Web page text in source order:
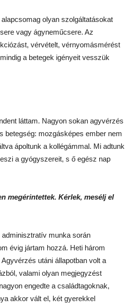
olyan szolgáltatásokat
vagy ágyneműcsere. Az
vérvételt, vérnyomásmérést
a betegek igényeit vesszük
láttam. Nagyon sokan agyvérzés
betegség: mozgásképes ember nem
ápoltunk a kollégámmal. Mi adtunk
a gyógyszereit, s ő egész nap
megérintettek. Kérlek, mesélj el
munka során
évig jártam hozzá. Heti három
utáni állapotban volt a
valami olyan megjegyzést
engedte a családtagoknak,
akkor vált el, két gyerekkel